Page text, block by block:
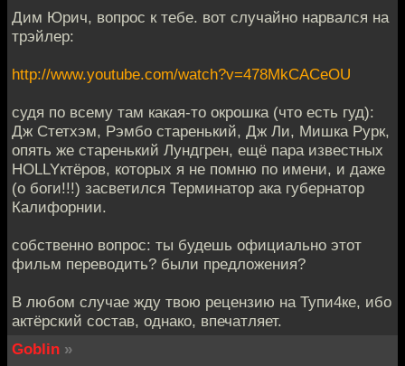
Дим Юрич, вопрос к тебе. вот случайно нарвался на
трэйлер:
http://www.youtube.com/watch?v=478MkCACeOU
судя по всему там какая-то окрошка (что есть гуд):
Дж Стетхэм, Рэмбо старенький, Дж Ли, Мишка Рурк,
опять же старенький Лундгрен, ещё пара известных
HOLLYктёров, которых я не помню по имени, и даже
(о боги!!!) засветился Терминатор ака губернатор
Калифорнии.
собственно вопрос: ты будешь официально этот
фильм переводить? были предложения?
В любом случае жду твою рецензию на Тупи4ке, ибо
актёрский состав, однако, впечатляет.
Goblin »